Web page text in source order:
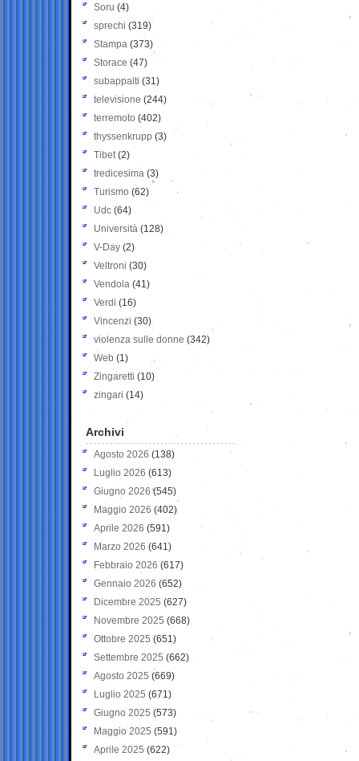
Soru (4)
sprechi (319)
Stampa (373)
Storace (47)
subappalti (31)
televisione(244)
terremoto (402)
thyssenkrupp (3)
Tibet(2)
tredicesima (3)
Turismo (62)
Udc (64)
Università (128)
V-Day (2)
Veltroni (30)
Vendola (41)
Verdi (16)
Vincenzi (30)
violenza sulle donne (342)
Web (1)
Zingaretti (10)
zingari (14)
Archivi
Agosto 2026 (138)
Luglio 2026 (613)
Giugno 2026 (545)
Maggio 2026 (402)
Aprile 2026 (591)
Marzo 2026 (641)
Febbraio 2026 (617)
Gennaio 2026 (652)
Dicembre 2025 (627)
Novembre 2025 (668)
Ottobre 2025 (651)
Settembre 2025 (662)
Agosto 2025 (669)
Luglio 2025 (671)
Giugno 2025 (573)
Maggio 2025 (591)
Aprile 2025 (622)